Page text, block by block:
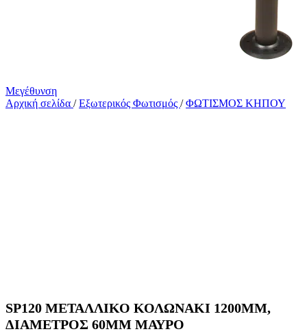
Μεγέθυνση
Αρχική σελίδα / Εξωτερικός Φωτισμός / ΦΩΤΙΣΜΟΣ ΚΗΠΟΥ
SP120 ΜΕΤΑΛΛΙΚΟ ΚΟΛΩΝΑΚΙ 1200MM,
ΔΙΑΜΕΤΡΟΣ 60MM ΜΑΥΡΟ